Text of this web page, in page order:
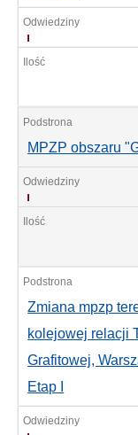
79
MPZP obszaru
30
Zmiana mpzp
kolejowej relacji
Grafitowej,
Etap I